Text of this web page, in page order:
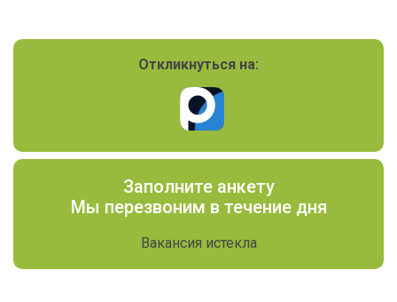
Откликнуться на:
Заполните анкету
Мы перезвоним в течение дня
Вакансия истекла